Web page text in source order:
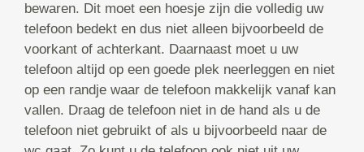
bewaren. Dit moet een hoesje zijn die volledig uw
telefoon bedekt en dus niet alleen bijvoorbeeld de
voorkant of achterkant. Daarnaast moet u uw
telefoon altijd op een goede plek neerleggen en niet
op een randje waar de telefoon makkelijk vanaf kan
vallen. Draag de telefoon niet in de hand als u de
telefoon niet gebruikt of als u bijvoorbeeld naar de